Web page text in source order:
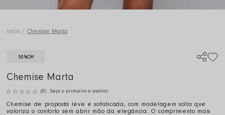
Início Chemise Marta
50%Off
Chemise Marta
(0) Seja o primeiro a avaliar
Chemise de proposta leve e sofisticada, com modelagem solta que
valoriza o conforto sem abrir mão da elegância. O comprimento mais